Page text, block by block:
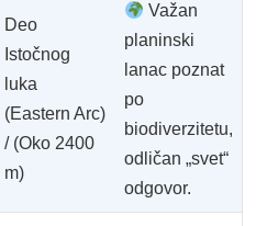
Deo
Istočnog
luka
(Eastern Arc)
/ (Oko 2400
m)
Važan
planinski
lanac poznat
po
biodiverzitetu,
odličan „svet“
odgovor.